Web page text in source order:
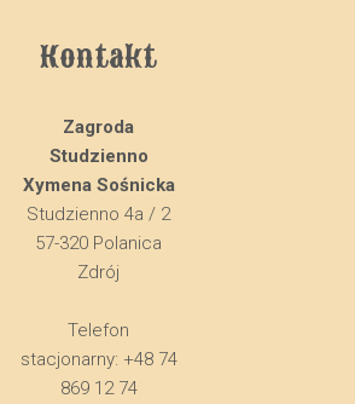
Kontakt
Zagroda
Studzienno
Xymena Sośnicka
Studzienno 4a / 2
57-320 Polanica
Zdrój
Telefon
stacjonarny: +48 74
869 12 74